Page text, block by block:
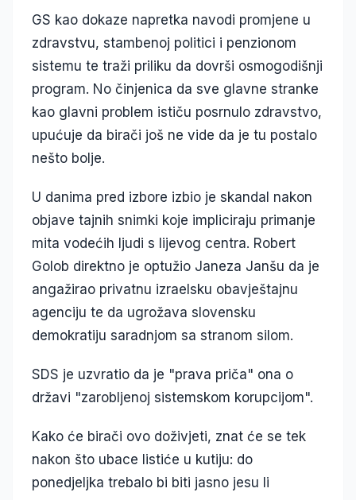
GS kao dokaze napretka navodi promjene u
zdravstvu, stambenoj politici i penzionom
sistemu te traži priliku da dovrši osmogodišnji
program. No činjenica da sve glavne stranke
kao glavni problem ističu posrnulo zdravstvo,
upućuje da birači još ne vide da je tu postalo
nešto bolje.
U danima pred izbore izbio je skandal nakon
objave tajnih snimki koje impliciraju primanje
mita vodećih ljudi s lijevog centra. Robert
Golob direktno je optužio Janeza Janšu da je
angažirao privatnu izraelsku obavještajnu
agenciju te da ugrožava slovensku
demokratiju saradnjom sa stranom silom.
SDS je uzvratio da je "prava priča" ona o
državi "zarobljenoj sistemskom korupcijom".
Kako će birači ovo doživjeti, znat će se tek
nakon što ubace listiće u kutiju: do
ponedjeljka trebalo bi biti jasno jesu li